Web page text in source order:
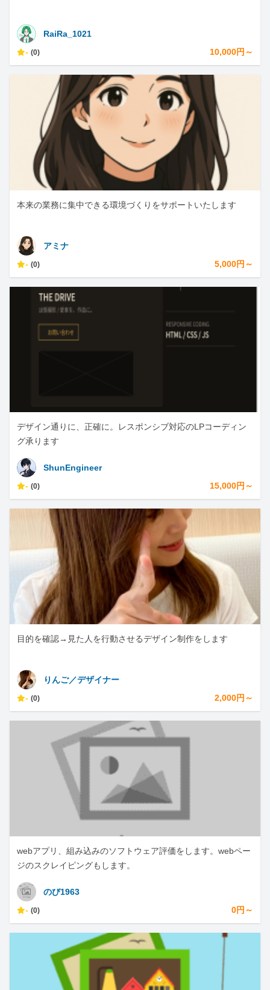
RaiRa_1021
- (0) 10,000円～
本来の業務に集中できる環境づくりをサポートいたします
アミナ
- (0) 5,000円～
デザイン通りに、正確に。レスポンシブ対応のLPコーディン
グ承ります
ShunEngineer
- (0) 15,000円～
目的を確認→見た人を行動させるデザイン制作をします
りんご／デザイナー
- (0) 2,000円～
webアプリ、組み込みのソフトウェア評価をします。webペー
ジのスクレイピングもします。
のび1963
- (0) 0円～